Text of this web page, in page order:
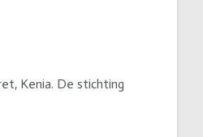
Kenia. De stichting